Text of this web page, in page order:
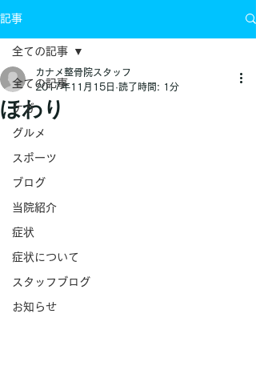
記事
全ての記事
ケガ
グルメ
スポーツ
ブログ
当院紹介
症状
症状について
スタッフブログ
お知らせ
全ての記事
ほわり
カナメ整骨院スタッフ
2017年11月15日 読了時間: 1分